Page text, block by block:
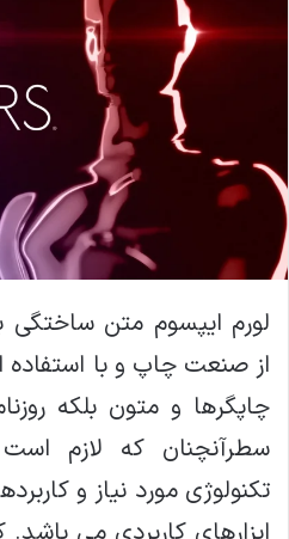
لورم ایپسوم متن ساختگی
از صنعت چاپ و با
چاپگرها و متون بلکه
سطرآنچنان که لازم
تکنولوژی مورد نیاز و